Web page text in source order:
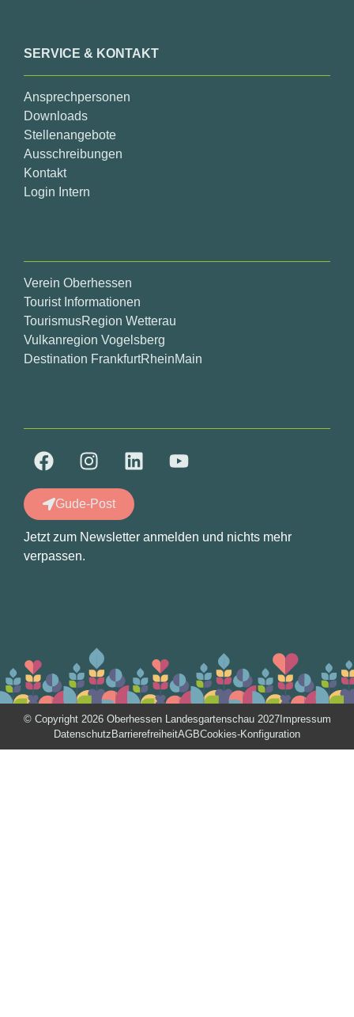
SERVICE & KONTAKT
Ansprechpersonen
Downloads
Stellenangebote
Ausschreibungen
Kontakt
Login Intern
Verein Oberhessen
Tourist Informationen
TourismusRegion Wetterau
Vulkanregion Vogelsberg
Destination FrankfurtRheinMain
Gude-Post
Jetzt zum Newsletter anmelden und nichts mehr
verpassen.
© Copyright 2026 Oberhessen Landesgartenschau 2027Impressum
Datenschutz BarrierefreiheitAGBCookies-Konfiguration